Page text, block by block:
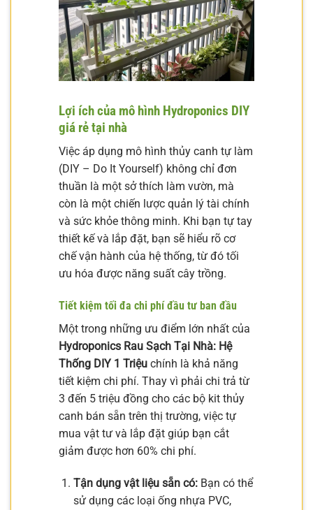
Lợi ích của mô hình Hydroponics DIY
giá rẻ tại nhà
Việc áp dụng mô hình thủy canh tự làm
(DIY – Do It Yourself) không chỉ đơn
thuần là một sở thích làm vườn, mà
còn là một chiến lược quản lý tài chính
và sức khỏe thông minh. Khi bạn tự tay
thiết kế và lắp đặt, bạn sẽ hiểu rõ cơ
chế vận hành của hệ thống, từ đó tối
ưu hóa được năng suất cây trồng.
Tiết kiệm tối đa chi phí đầu tư ban đầu
Một trong những ưu điểm lớn nhất của
Hydroponics Rau Sạch Tại Nhà: Hệ
Thống DIY 1 Triệu chính là khả năng
tiết kiệm chi phí. Thay vì phải chi trả từ
3 đến 5 triệu đồng cho các bộ kit thủy
canh bán sẵn trên thị trường, việc tự
mua vật tư và lắp đặt giúp bạn cắt
giảm được hơn 60% chi phí.
Tận dụng vật liệu sẵn có:Bạn có thể
sử dụng các loại ống nhựa PVC,